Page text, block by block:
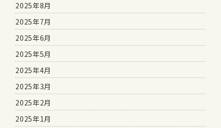
2025年8月
2025年7月
2025年6月
2025年5月
2025年4月
2025年3月
2025年2月
2025年1月